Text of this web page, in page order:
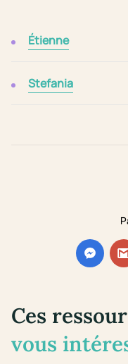
Étienne
Stefania
Ces
vous